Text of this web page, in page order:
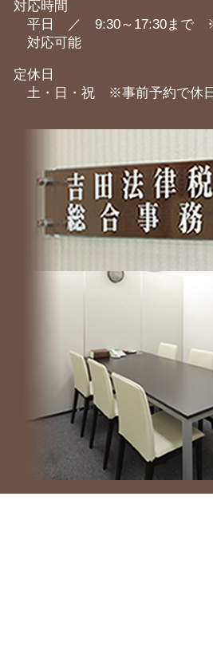
対応時間
平日 ／ 9:30～17:30まで ※
対応可能
定休日
土・日・祝 ※事前予約で休